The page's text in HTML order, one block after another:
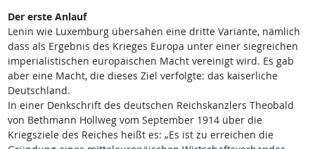
Der erste Anlauf
Lenin wie Luxemburg übersahen eine dritte Variante, nämlich
dass als Ergebnis des Krieges Europa unter einer siegreichen
imperialistischen europäischen Macht vereinigt wird. Es gab
aber eine Macht, die dieses Ziel verfolgte: das kaiserliche
Deutschland.
In einer Denkschrift des deutschen Reichskanzlers Theobald
von Bethmann Hollweg vom September 1914 über die
Kriegsziele des Reiches heißt es: „Es ist zu erreichen die